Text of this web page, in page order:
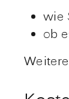
wie
ob